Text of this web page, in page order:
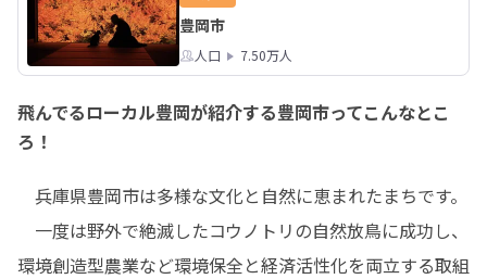
豊岡市
人口 7.50万人
飛んでるローカル豊岡が紹介する豊岡市ってこんなとこ
ろ！
兵庫県豊岡市は多様な文化と自然に恵まれたまちです。
一度は野外で絶滅したコウノトリの自然放鳥に成功し、
環境創造型農業など環境保全と経済活性化を両立する取組